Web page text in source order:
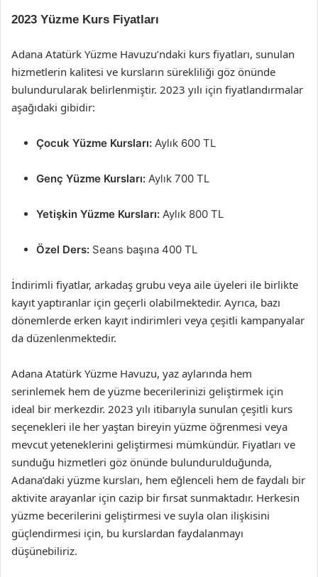
2023 Yüzme Kurs Fiyatları
Adana Atatürk Yüzme Havuzu’ndaki kurs fiyatları, sunulan
hizmetlerin kalitesi ve kursların sürekliliği göz önünde
bulundurularak belirlenmiştir. 2023 yılı için fiyatlandırmalar
aşağıdaki gibidir:
Çocuk Yüzme Kursları: Aylık 600 TL
Genç Yüzme Kursları: Aylık 700 TL
Yetişkin Yüzme Kursları: Aylık 800 TL
Özel Ders: Seans başına 400 TL
İndirimli fiyatlar, arkadaş grubu veya aile üyeleri ile birlikte
kayıt yaptıranlar için geçerli olabilmektedir. Ayrıca, bazı
dönemlerde erken kayıt indirimleri veya çeşitli kampanyalar
da düzenlenmektedir.
Adana Atatürk Yüzme Havuzu, yaz aylarında hem
serinlemek hem de yüzme becerilerinizi geliştirmek için
ideal bir merkezdir. 2023 yılı itibarıyla sunulan çeşitli kurs
seçenekleri ile her yaştan bireyin yüzme öğrenmesi veya
mevcut yeteneklerini geliştirmesi mümkündür. Fiyatları ve
sunduğu hizmetleri göz önünde bulundurulduğunda,
Adana’daki yüzme kursları, hem eğlenceli hem de faydalı bir
aktivite arayanlar için cazip bir fırsat sunmaktadır. Herkesin
yüzme becerilerini geliştirmesi ve suyla olan ilişkisini
güçlendirmesi için, bu kurslardan faydalanmayı
düşünebiliriz.